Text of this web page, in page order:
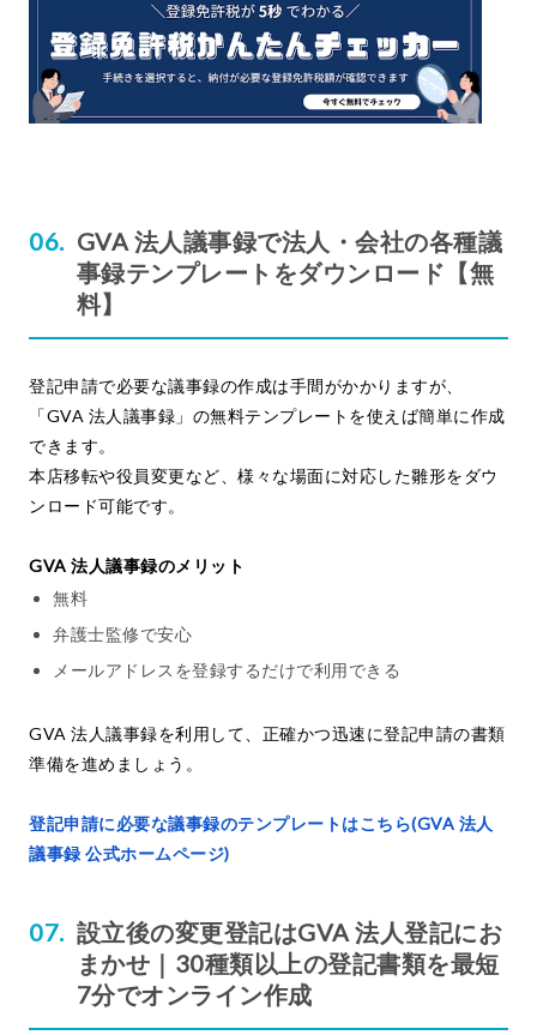
GVA 法人議事録で法人・会社の各種議
事録テンプレートをダウンロード【無
料】
登記申請で必要な議事録の作成は手間がかかりますが、
「GVA 法人議事録」の無料テンプレートを使えば簡単に作成
できます。
本店移転や役員変更など、様々な場面に対応した雛形をダウ
ンロード可能です。
GVA 法人議事録のメリット
無料
弁護士監修で安心
メールアドレスを登録するだけで利用できる
GVA 法人議事録を利用して、正確かつ迅速に登記申請の書類
準備を進めましょう。
登記申請に必要な議事録のテンプレートはこちら(GVA 法人
議事録 公式ホームページ)
設立後の変更登記はGVA 法人登記にお
まかせ｜30種類以上の登記書類を最短
7分でオンライン作成